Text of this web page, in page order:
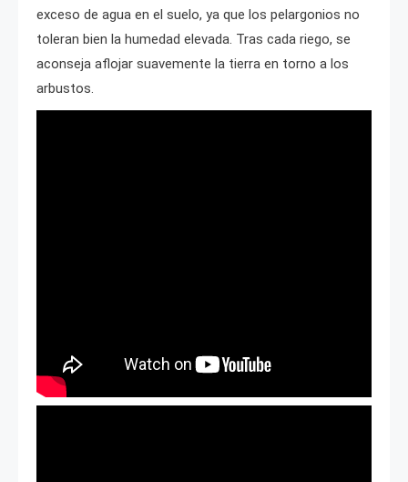
exceso de agua en el suelo, ya que los pelargonios no
toleran bien la humedad elevada. Tras cada riego, se
aconseja aflojar suavemente la tierra en torno a los
arbustos.